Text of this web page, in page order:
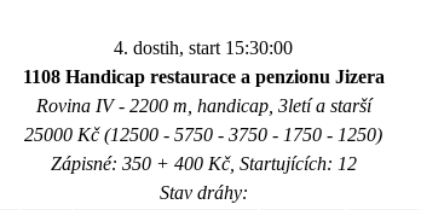
4. dostih, start 15:30:00
1108 Handicap restaurace a penzionu Jizera
Rovina IV - 2200 m, handicap, 3letí a starší
25000 Kč (12500 - 5750 - 3750 - 1750 - 1250)
Zápisné: 350 + 400 Kč, Startujících: 12
Stav dráhy: